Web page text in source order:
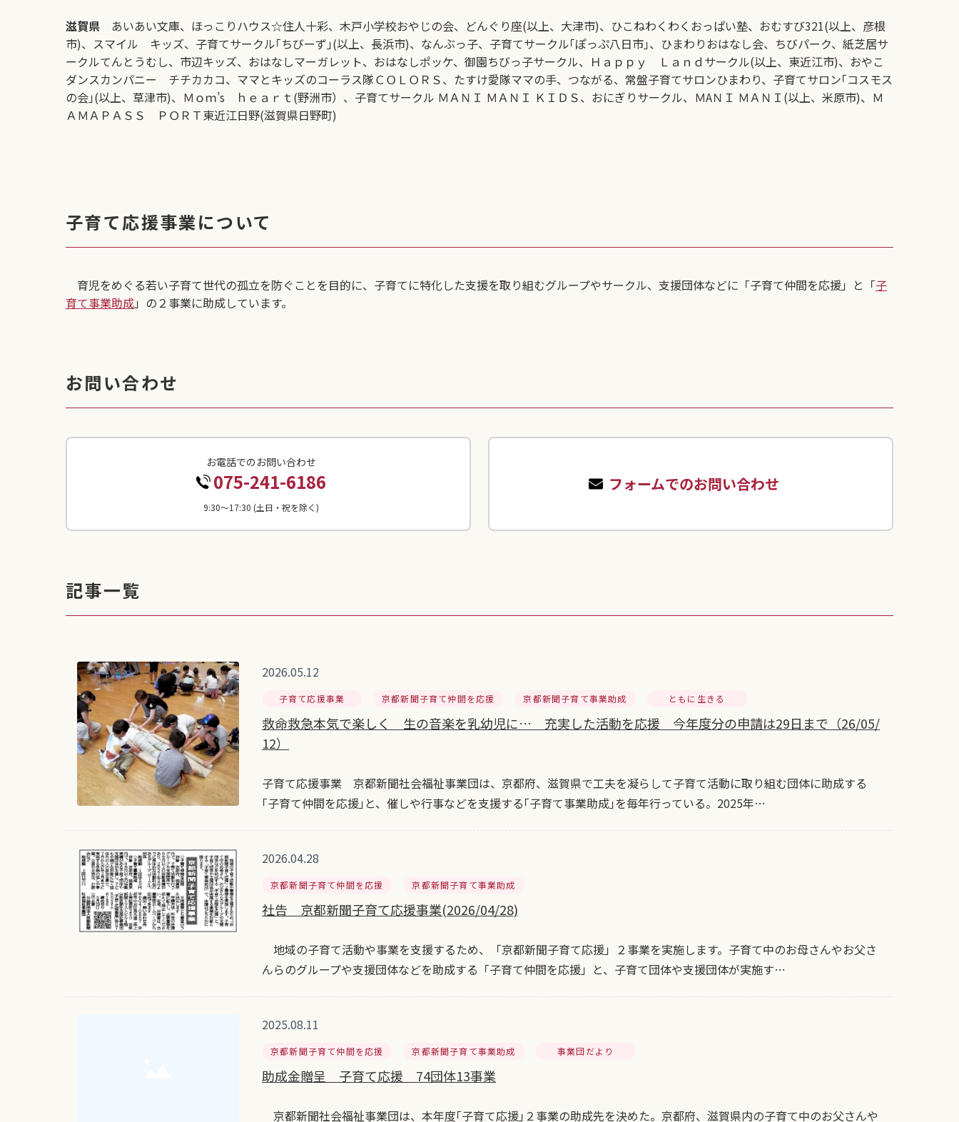
滋賀県 あいあい文庫、ほっこりハウス☆住人十彩、木戸小学校おやじの会、どんぐり座(以上、大津市)、ひこねわくわくおっぱい塾、おむすび321(以上、彦根
市)、スマイル キッズ、子育てサークル｢ちびーず｣(以上、長浜市)、なんぶっ子、子育てサークル｢ぽっぷ八日市｣、ひまわりおはなし会、ちびパーク、紙芝居サ
ークルてんとうむし、市辺キッズ、おはなしマーガレット、おはなしポッケ、御園ちびっ子サークル、Ｈａｐｐｙ Ｌａｎｄサークル(以上、東近江市)、おやこ
ダンスカンパニー チチカカコ、ママとキッズのコーラス隊ＣＯＬＯＲＳ、たすけ愛隊ママの手、つながる、常盤子育てサロンひまわり、子育てサロン｢コスモス
の会｣(以上、草津市)、Ｍｏｍ’s ｈｅａｒｔ(野洲市）、子育てサークル ＭＡＮＩ ＭＡＮＩ ＫＩＤＳ、おにぎりサークル、ＭAＮＩ ＭＡＮＩ(以上、米原市)、Ｍ
ＡＭＡＰＡＳＳ ＰＯＲＴ東近江日野(滋賀県日野町)
子育て応援事業について
育児をめぐる若い子育て世代の孤立を防ぐことを目的に、子育てに特化した支援を取り組むグループやサークル、支援団体などに「子育て仲間を応援」と「子
育て事業助成」の２事業に助成しています。
お問い合わせ
お電話でのお問い合わせ
075-241-6186
9:30〜17:30 (土日・祝を除く)
フォームでのお問い合わせ
記事一覧
2026.05.12
子育て応援事業 京都新聞子育て仲間を応援 京都新聞子育て事業助成 ともに生きる
救命救急本気で楽しく 生の音楽を乳幼児に… 充実した活動を応援 今年度分の申請は29日まで（26/05/
12）
子育て応援事業 京都新聞社会福祉事業団は、京都府、滋賀県で工夫を凝らして子育て活動に取り組む団体に助成する
｢子育て仲間を応援｣と、催しや行事などを支援する｢子育て事業助成｣を毎年行っている。2025年…
2026.04.28
京都新聞子育て仲間を応援 京都新聞子育て事業助成
社告 京都新聞子育て応援事業(2026/04/28)
地域の子育て活動や事業を支援するため、「京都新聞子育て応援」２事業を実施します。子育て中のお母さんやお父さ
んらのグループや支援団体などを助成する「子育て仲間を応援」と、子育て団体や支援団体が実施す…
2025.08.11
京都新聞子育て仲間を応援 京都新聞子育て事業助成 事業団だより
助成金贈呈 子育て応援 74団体13事業
京都新聞社会福祉事業団は、本年度｢子育て応援｣２事業の助成先を決めた。京都府、滋賀県内の子育て中のお父さんや